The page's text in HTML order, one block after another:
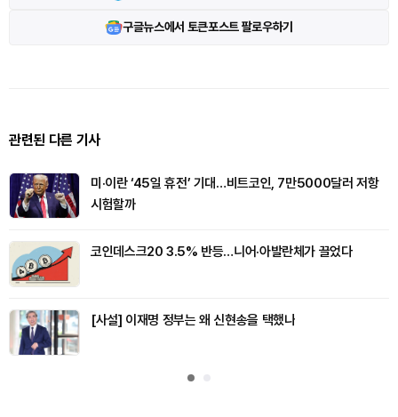
구글뉴스에서 토큰포스트 팔로우하기
관련된 다른 기사
미·이란 ‘45일 휴전’ 기대…비트코인, 7만5000달러 저항
시험할까
코인데스크20 3.5% 반등…니어·아발란체가 끌었다
[사설] 이재명 정부는 왜 신현송을 택했나